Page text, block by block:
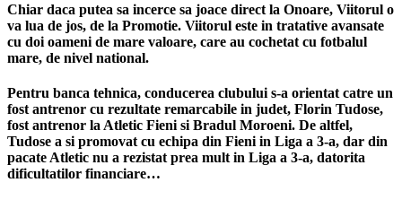
Chiar daca putea sa incerce sa joace direct la Onoare, Viitorul o
va lua de jos, de la Promotie. Viitorul este in tratative avansate
cu doi oameni de mare valoare, care au cochetat cu fotbalul
mare, de nivel national.
Pentru banca tehnica, conducerea clubului s-a orientat catre un
fost antrenor cu rezultate remarcabile in judet, Florin Tudose,
fost antrenor la Atletic Fieni si Bradul Moroeni. De altfel,
Tudose a si promovat cu echipa din Fieni in Liga a 3-a, dar din
pacate Atletic nu a rezistat prea mult in Liga a 3-a, datorita
dificultatilor financiare…